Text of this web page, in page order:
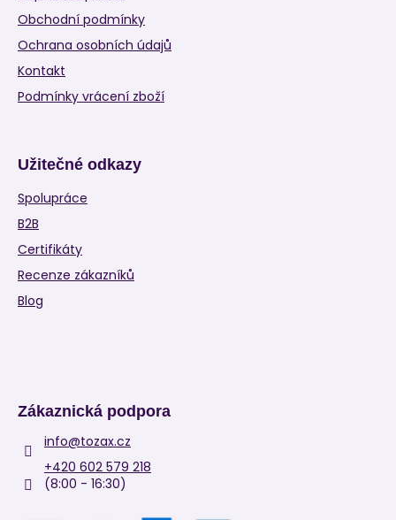
Obchodní podmínky
Ochrana osobních údajů
Kontakt
Podmínky vrácení zboží
Užitečné odkazy
Spolupráce
B2B
Certifikáty
Recenze zákazníků
Blog
Zákaznická podpora
info@tozax.cz
+420 602 579 218
(8:00 - 16:30)